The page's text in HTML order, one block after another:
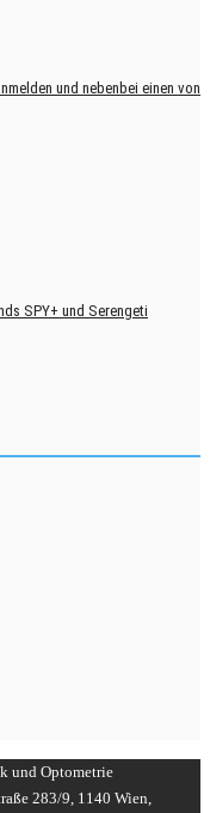
und nebenbei einen von
SPY+ und Serengeti
und Optometrie
283/9, 1140 Wien,